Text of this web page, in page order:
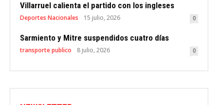
Villarruel calienta el partido con los ingleses
Deportes Nacionales 15 julio, 2026 0
Sarmiento y Mitre suspendidos cuatro días
transporte publico 8 julio, 2026 0